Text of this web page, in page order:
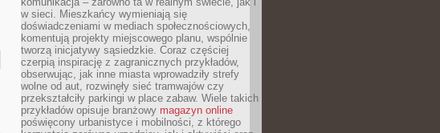
w sieci. Mieszkańcy wymieniają się
doświadczeniami w mediach społecznościowych,
komentują projekty miejscowego planu, wspólnie
tworzą inicjatywy sąsiedzkie. Coraz częściej
czerpią inspirację z zagranicznych przykładów,
obserwując, jak inne miasta wprowadziły strefy
wolne od aut, rozwinęły sieć tramwajów czy
przekształciły parkingi w place zabaw. Wiele takich
przykładów opisuje branżowy magazyn online
poświęcony urbanistyce i mobilności, z którego